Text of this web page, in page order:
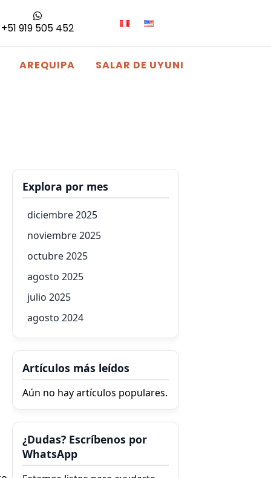
+51 919 505 452
AREQUIPA SALAR DE UYUNI
Explora por mes
diciembre 2025
noviembre 2025
octubre 2025
agosto 2025
julio 2025
agosto 2024
Artículos más leídos
Aún no hay artículos populares.
¿Dudas? Escríbenos por
WhatsApp